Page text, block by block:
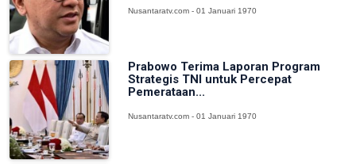
Nusantaratv.com - 01 Januari 1970
Prabowo Terima Laporan Program
Strategis TNI untuk Percepat
Pemerataan...
Nusantaratv.com - 01 Januari 1970